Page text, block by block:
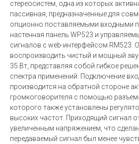
стереосистем, одна из которых
пассивная, предназначенные для
опционно поставляемыми входными
настенная панель WP523 и
сигналов с web-интерфейсом RM523.
воспроизводить чистый и мощный
35 Вт, представляя собой гибкое
спектра применений. Подключение
производится на обратной стороне
громкоговорителя с помощью
которого также установлены
высоких частот. Приходящий сигнал
увеличенным напряжением, что
передаваемый сигнал был менее